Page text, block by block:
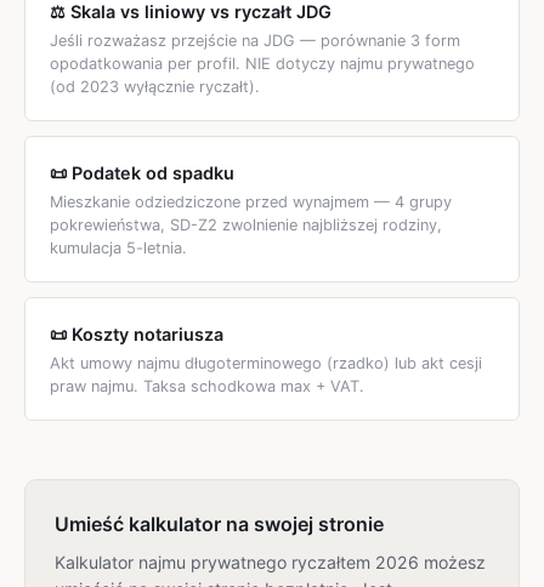
⚖️ Skala vs liniowy vs ryczałt JDG
Jeśli rozważasz przejście na JDG — porównanie 3 form
opodatkowania per profil. NIE dotyczy najmu prywatnego
(od 2023 wyłącznie ryczałt).
📜 Podatek od spadku
Mieszkanie odziedziczone przed wynajmem — 4 grupy
pokrewieństwa, SD-Z2 zwolnienie najbliższej rodziny,
kumulacja 5-letnia.
📜 Koszty notariusza
Akt umowy najmu długoterminowego (rzadko) lub akt cesji
praw najmu. Taksa schodkowa max + VAT.
Umieść kalkulator na swojej stronie
Kalkulator najmu prywatnego ryczałtem 2026 możesz